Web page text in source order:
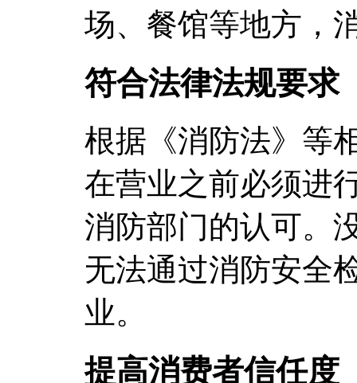
场、餐馆等地方，
符合法律法规要求
根据《消防法》等
在营业之前必须进
消防部门的认可。
无法通过消防安全
业。
提高消费者信任度